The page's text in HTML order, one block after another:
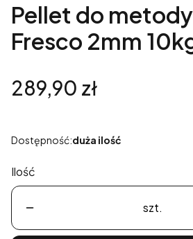
Pellet do metody
Fresco 2mm
Cena
289,90 zł
Dostępność:duża ilość
Ilość
szt.